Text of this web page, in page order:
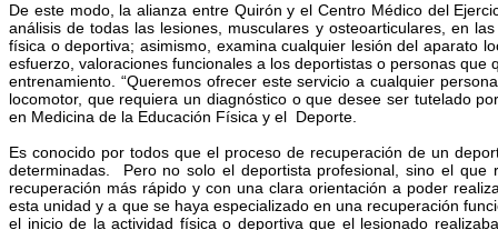
De este modo, la alianza entre Quirón y el Centro Médico del
análisis de todas las lesiones, musculares y osteoarticulares, en
física o deportiva; asimismo, examina cualquier lesión del aparato
esfuerzo, valoraciones funcionales a los deportistas o personas
entrenamiento. “Queremos ofrecer este servicio a cualquier
locomotor, que requiera un diagnóstico o que desee ser tutelado
en Medicina de la Educación Física y el Deporte.
Es conocido por todos que el proceso de recuperación de un
determinadas. Pero no solo el deportista profesional, sino el
recuperación más rápido y con una clara orientación a poder
esta unidad y a que se haya especializado en una recuperación
el inicio de la actividad física o deportiva que el lesionado